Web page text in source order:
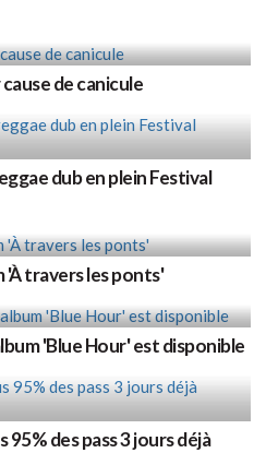
de canicule
dub en plein Festival
'À travers les ponts'
'Blue Hour' est disponible
95% des pass 3 jours déjà